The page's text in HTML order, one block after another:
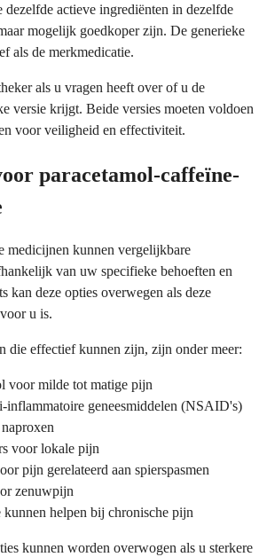
actieve ingrediënten in dezelfde
mogelijk goedkoper zijn. De generieke
als de merkmedicatie.
als u vragen heeft over of u de
versie krijgt. Beide versies moeten voldoen
voor veiligheid en effectiviteit.
paracetamol-caffeïne-
medicijnen kunnen vergelijkbare
van uw specifieke behoeften en
kan deze opties overwegen als deze
u is.
die effectief kunnen zijn, zijn onder meer:
voor milde tot matige pijn
inflammatoire geneesmiddelen (NSAID's)
voor lokale pijn
pijn gerelateerd aan spierspasmen
zenuwpijn
kunnen helpen bij chronische pijn
kunnen worden overwogen als u sterkere